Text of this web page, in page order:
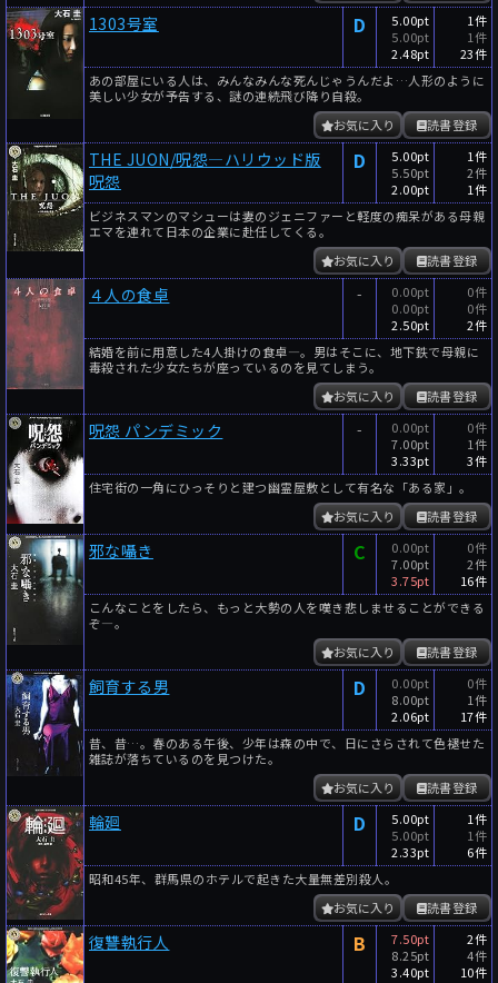
1303号室 D
5.00pt
5.00pt
2.48pt
1件
1件
23件
あの部屋にいる人は、みんなみんな死んじゃうんだよ…人形のように
美しい少女が予告する、謎の連続飛び降り自殺。
読書登録
お気に入り
THE JUON/呪怨―ハリウッド版
呪怨
D
5.00pt
5.50pt
2.00pt
1件
2件
1件
ビジネスマンのマシューは妻のジェニファーと軽度の痴呆がある母親
エマを連れて日本の企業に赴任してくる。
読書登録
お気に入り
４人の食卓 -
0.00pt
0.00pt
2.50pt
0件
0件
2件
結婚を前に用意した4人掛けの食卓―。男はそこに、地下鉄で母親に
毒殺された少女たちが座っているのを見てしまう。
読書登録
お気に入り
呪怨 パンデミック -
0.00pt
7.00pt
3.33pt
0件
1件
3件
住宅街の一角にひっそりと建つ幽霊屋敷として有名な「ある家」。
読書登録
お気に入り
邪な囁き C
0.00pt
7.00pt
3.75pt
0件
2件
16件
こんなことをしたら、もっと大勢の人を嘆き悲しませることができる
ぞ―。
読書登録
お気に入り
飼育する男 D
0.00pt
8.00pt
2.06pt
0件
1件
17件
昔、昔…。春のある午後、少年は森の中で、日にさらされて色褪せた
雑誌が落ちているのを見つけた。
読書登録
お気に入り
輪廻 D
5.00pt
5.00pt
2.33pt
1件
1件
6件
昭和45年、群馬県のホテルで起きた大量無差別殺人。
読書登録
お気に入り
復讐執行人 B
7.50pt
8.25pt
3.40pt
2件
4件
10件